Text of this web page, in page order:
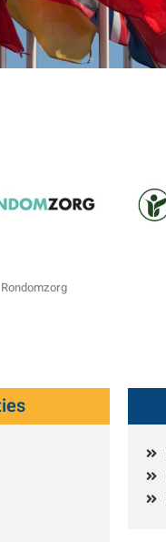
Rondomzorg